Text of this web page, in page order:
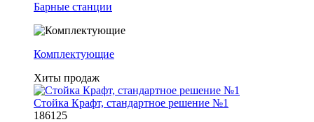
Барные станции
Комплектующие
Хиты продаж
Стойка Крафт, стандартное решение №1
186125